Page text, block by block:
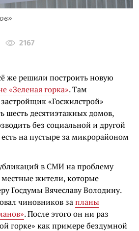
2167
же решили построить новую
«Зеленая горка». Там
«Госжилстрой»
шесть десятиэтажных домов,
без социальной и другой
на пустыре за микрорайоном
в СМИ на проблему
жители, которые
Госдумы Вячеславу Володину.
чиновников запланы
. После этого он ни раз
горке» как примере бездумной